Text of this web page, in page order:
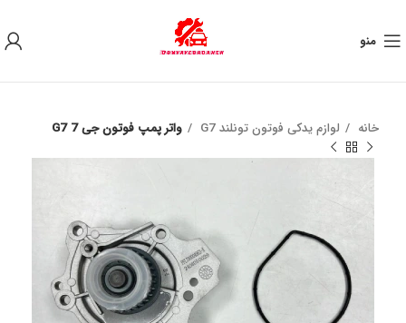
منو
خانه لوازم یدکی فوتون تونلند G7 واتر پمپ فوتون جی 7 G7
به علت نوسان ارز ، لطفا قبل از خرید تماس بگیرید.